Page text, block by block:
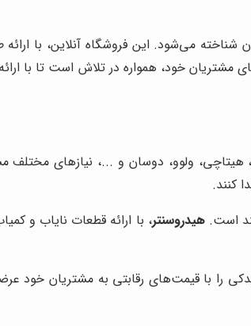
می‌شود. این فروشگاه آنلاین، با
مشتریان خود، همواره در تلاش است تا با
هیتاچی، ولوو، دوسان و ...، نیازهای
کنند.
است.هیدروسنتر، با ارائه قطعات نایاب و
را با قیمت‌های رقابتی به مشتریان خود